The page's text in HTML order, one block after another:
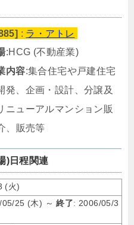
: ラ・アトレ
:HCG (不動産業)
内容:集合住宅や戸建住宅
発、企画・設計、分譲及
ニューアルマンション販
、販売等
)日程関連
(火)
05/25 (木) ～終了: 2006/05/3